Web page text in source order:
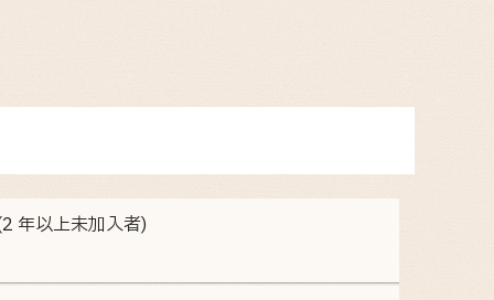
年以上未加入者)